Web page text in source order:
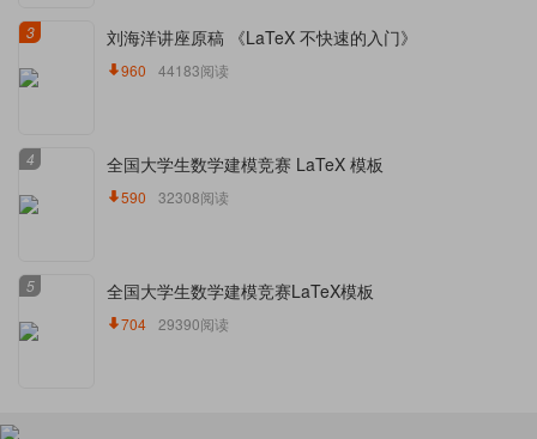
3 刘海洋讲座原稿 《LaTeX 不快速的入门》
960 44183阅读
4 全国大学生数学建模竞赛 LaTeX 模板
590 32308阅读
5 全国大学生数学建模竞赛LaTeX模板
704 29390阅读